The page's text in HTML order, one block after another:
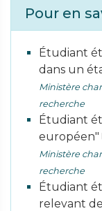
Pour en
Étudiant
dans un
Ministère
recherche
Étudiant
européen"
Ministère
recherche
Étudiant
relevant